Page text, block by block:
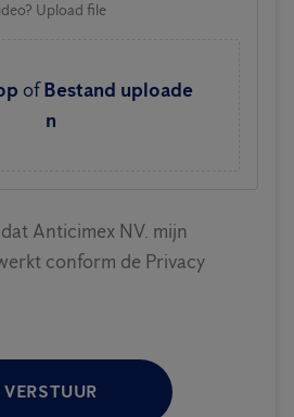
Upload file
of Bestand uploade
n
Anticimex NV. mijn
conform de Privacy
VERSTUUR